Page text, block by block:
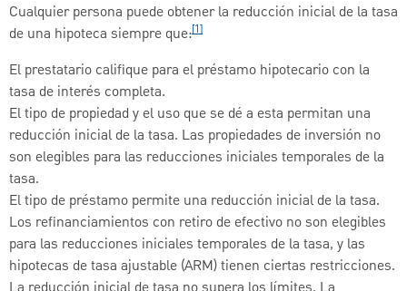
Cualquier persona puede obtener la reducción inicial de la tasa
de una hipoteca siempre que:[1]
El prestatario califique para el préstamo hipotecario con la
tasa de interés completa.
El tipo de propiedad y el uso que se dé a esta permitan una
reducción inicial de la tasa. Las propiedades de inversión no
son elegibles para las reducciones iniciales temporales de la
tasa.
El tipo de préstamo permite una reducción inicial de la tasa.
Los refinanciamientos con retiro de efectivo no son elegibles
para las reducciones iniciales temporales de la tasa, y las
hipotecas de tasa ajustable (ARM) tienen ciertas restricciones.